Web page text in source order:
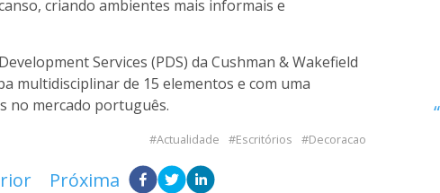
criando ambientes mais informais e
Services (PDS) da Cushman & Wakefield
multidisciplinar de 15 elementos e com uma
no mercado português.
Actualidade Escritórios Decoracao
Próxima